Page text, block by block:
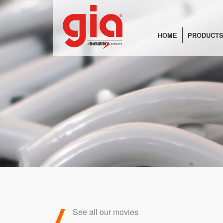
HOME
See all our movies